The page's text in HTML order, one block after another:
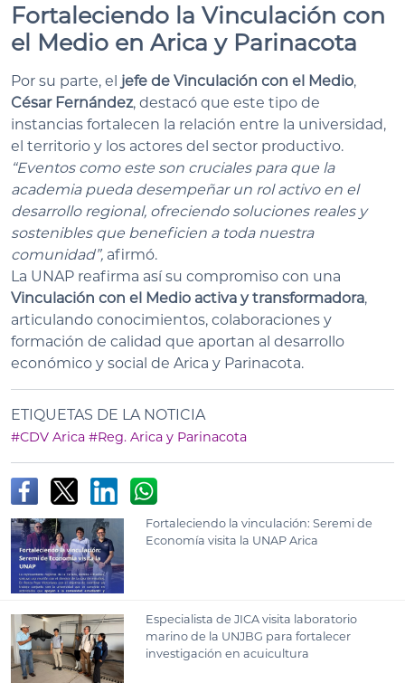
Fortaleciendo la Vinculación con
el Medio en Arica y Parinacota
Por su parte, el jefe de Vinculación con el Medio,
César Fernández, destacó que este tipo de
instancias fortalecen la relación entre la universidad,
el territorio y los actores del sector productivo.
“Eventos como este son cruciales para que la
academia pueda desempeñar un rol activo en el
desarrollo regional, ofreciendo soluciones reales y
sostenibles que beneficien a toda nuestra
comunidad”, afirmó.
La UNAP reafirma así su compromiso con una
Vinculación con el Medio activa y transformadora,
articulando conocimientos, colaboraciones y
formación de calidad que aportan al desarrollo
económico y social de Arica y Parinacota.
ETIQUETAS DE LA NOTICIA
#CDV Arica #Reg. Arica y Parinacota
Fortaleciendo la vinculación: Seremi de
Economía visita la UNAP Arica
Especialista de JICA visita laboratorio
marino de la UNJBG para fortalecer
investigación en acuicultura